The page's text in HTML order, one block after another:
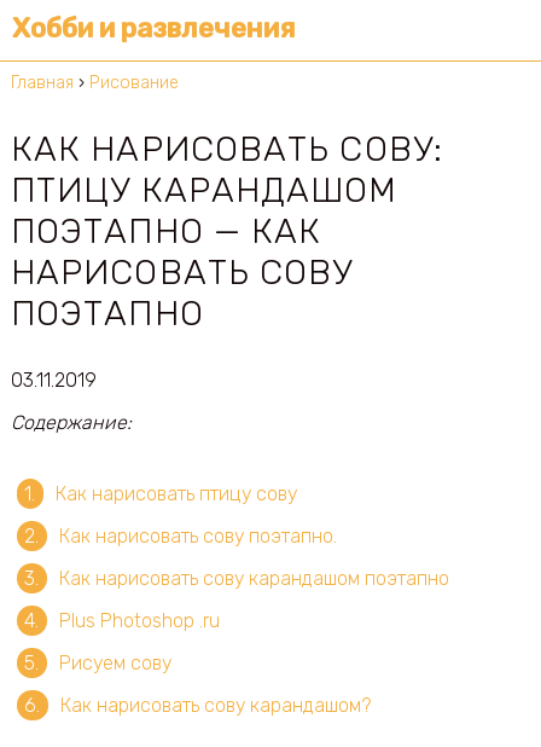
Хобби и развлечения
Главная › Рисование
КАК НАРИСОВАТЬ СОВУ:
ПТИЦУ КАРАНДАШОМ
ПОЭТАПНО — КАК
НАРИСОВАТЬ СОВУ
ПОЭТАПНО
03.11.2019
Содержание:
Как нарисовать птицу сову
Как нарисовать сову поэтапно.
Как нарисовать сову карандашом поэтапно
Plus Photoshop .ru
Рисуем сову
Как нарисовать сову карандашом?